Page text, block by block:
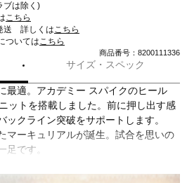
ブは除く)
こちら
送 詳しくはこちら
ついてはこちら
商品番号：8200111336
サイズ・スペック
適。アカデミー スパイクのヒール
ットを搭載しました。前に押し出す感
クライン突破をサポートします。
マーキュリアルが誕生。試合を思いの
足です。
どのフィールドに最適